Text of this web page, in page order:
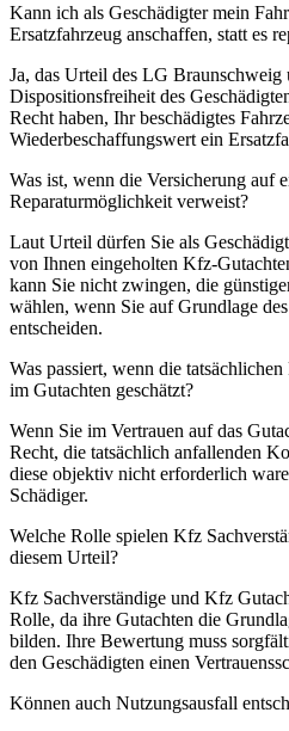
Kann ich als Geschädigter mein
Ersatzfahrzeug anschaffen, statt es
Ja, das Urteil des LG Braunschweig
Dispositionsfreiheit des
Recht haben, Ihr beschädigtes
Wiederbeschaffungswert ein
Was ist, wenn die Versicherung auf
Reparaturmöglichkeit verweist?
Laut Urteil dürfen Sie als
von Ihnen eingeholten Kfz-
kann Sie nicht zwingen, die
wählen, wenn Sie auf Grundlage
entscheiden.
Was passiert, wenn die
im Gutachten geschätzt?
Wenn Sie im Vertrauen auf das
Recht, die tatsächlich anfallenden
diese objektiv nicht erforderlich
Schädiger.
Welche Rolle spielen Kfz
diesem Urteil?
Kfz Sachverständige und Kfz
Rolle, da ihre Gutachten die
bilden. Ihre Bewertung muss
den Geschädigten einen
Können auch Nutzungsausfall